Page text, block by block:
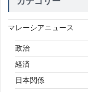
マレーシアニュース
政治
経済
日本関係